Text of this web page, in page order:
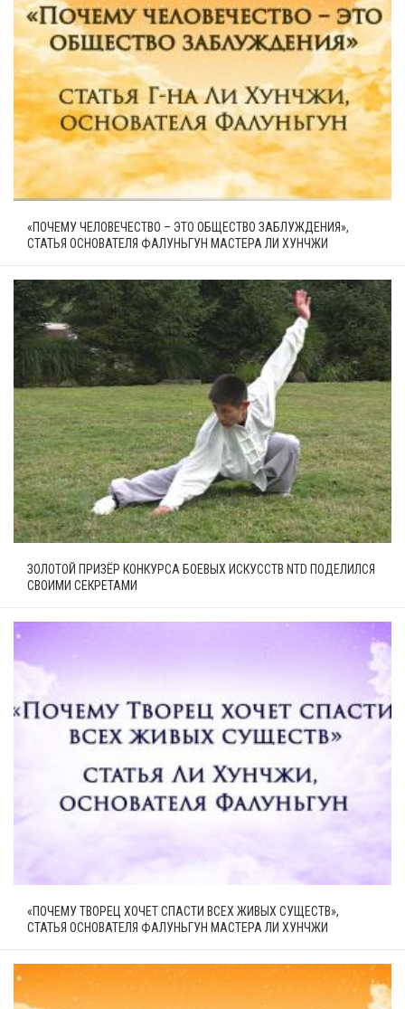
«ПОЧЕМУ ЧЕЛОВЕЧЕСТВО – ЭТО ОБЩЕСТВО ЗАБЛУЖДЕНИЯ»,
СТАТЬЯ ОСНОВАТЕЛЯ ФАЛУНЬГУН МАСТЕРА ЛИ ХУНЧЖИ
ЗОЛОТОЙ ПРИЗЁР КОНКУРСА БОЕВЫХ ИСКУССТВ NTD ПОДЕЛИЛСЯ
СВОИМИ СЕКРЕТАМИ
«ПОЧЕМУ ТВОРЕЦ ХОЧЕТ СПАСТИ ВСЕХ ЖИВЫХ СУЩЕСТВ»,
СТАТЬЯ ОСНОВАТЕЛЯ ФАЛУНЬГУН МАСТЕРА ЛИ ХУНЧЖИ